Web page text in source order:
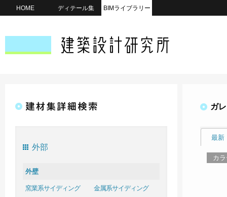
HOME ディテール集 BIMライブラリー
外部
外壁
窯業系サイディング
金属系サイディング
ガ
最新
カ